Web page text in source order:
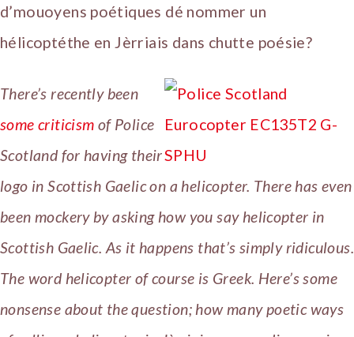
d’mouoyens poétiques dé nommer un
hélicoptéthe en Jèrriais dans chutte poésie?
There’s recently been
some criticism of Police
Scotland for having their
logo in Scottish Gaelic on a helicopter. There has even
been mockery by asking how you say helicopter in
Scottish Gaelic. As it happens that’s simply ridiculous.
The word helicopter of course is Greek. Here’s some
nonsense about the question; how many poetic ways